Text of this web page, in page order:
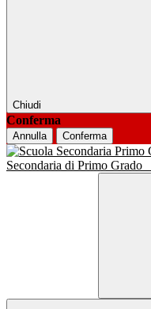
Chiudi
Conferma
Annulla Conferma
Secondaria di Primo Grado